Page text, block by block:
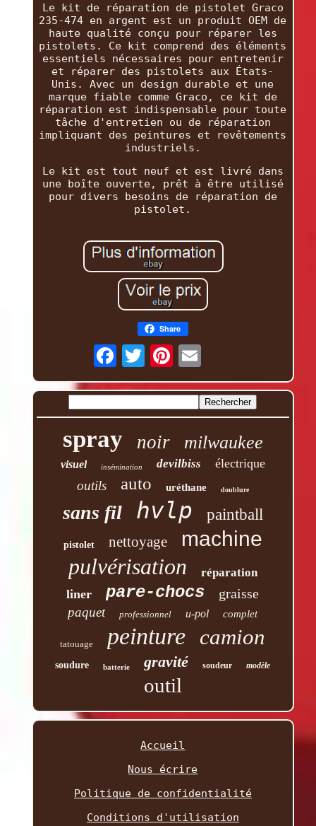
Le kit de réparation de pistolet Graco
235-474 en argent est un produit OEM de
haute qualité conçu pour réparer les
pistolets. Ce kit comprend des éléments
essentiels nécessaires pour entretenir
et réparer des pistolets aux États-
Unis. Avec un design durable et une
marque fiable comme Graco, ce kit de
réparation est indispensable pour toute
tâche d'entretien ou de réparation
impliquant des peintures et revêtements
industriels.
Le kit est tout neuf et est livré dans
une boîte ouverte, prêt à être utilisé
pour divers besoins de réparation de
pistolet.
Share
spray noir milwaukee
visuel insémination devilbiss électrique
outils auto uréthane doublure
sans fil hvlp paintball
pistolet nettoyage machine
pulvérisation réparation
liner pare-chocs graisse
paquet professionnel u-pol complet
tatouage peinture camion
soudure batterie gravité soudeur modèle
outil
Accueil
Nous écrire
Politique de confidentialité
Conditions d'utilisation